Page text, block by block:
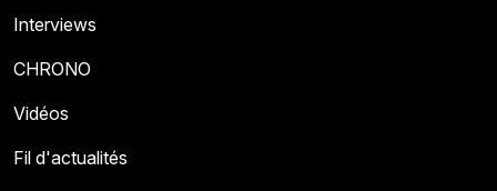
Interviews
CHRONO
Vidéos
Fil d'actualités